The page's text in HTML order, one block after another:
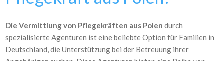
Die Vermittlung von Pflegekräften aus Polen durch
spezialisierte Agenturen ist eine beliebte Option für Familien in
Deutschland, die Unterstützung bei der Betreuung ihrer